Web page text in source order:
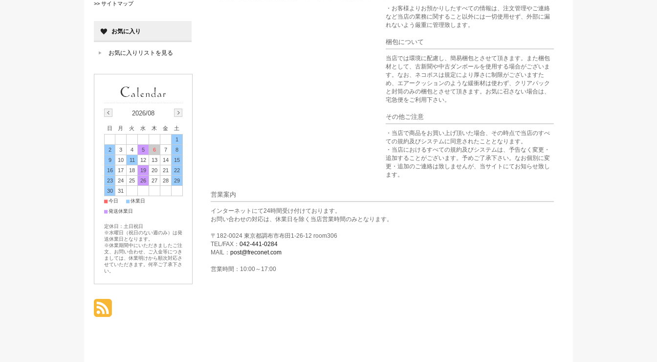
・お客様よりお預かりしたすべての情報は、注文管理やご連絡
など当店の業務に関すること以外には一切使用せず、外部に漏
れないよう厳重に管理致します。
梱包について
当店では環境に配慮し、簡易梱包とさせて頂きます。また梱包
材として、古新聞や中古ダンボールを使用する場合がございま
す。なお、ネコポスは規定により厚さに制限がございますた
め、エアークッションのような緩衝材は使わず、クリアパック
と封筒のみの梱包とさせて頂きます。お気に召さない場合は、
宅急便をご利用下さい。
その他ご注意
・当店で商品をお買い上げ頂いた場合、その時点で当店のすべ
ての規約及びシステムに同意されたこととなります。
・当店におけるすべての規約及びシステムは、予告なく変更・
追加することがございます。予めご了承下さい。なお個別に変
更・追加のご連絡は致しませんが、当サイトにてお知らせ致し
ます。
営業案内
インターネットにて24時間受け付けております。
お問い合わせの対応は、休業日を除く当店営業時間のみとなります。
〒182-0024 東京都調布市布田1-26-12 room306
TEL/FAX： 042-441-0284
MAIL： post@freconet.com
営業時間：10:00～17:00
>> サイトマップ
お気に入り
お気に入りリストを見る
2026/08
日 月 火 水 木 金
土
1
2
3 4 5 6 7
8
9
10 11 12 13 14
15
16
17 18 19 20 21
22
23
24 25 26 27 28
29
30
31
■今日 ■休業日
■発送休業日
定休日：土日祝日
※水曜日（祝日のない週のみ）は発
送休業日となります。
※休業期間中にいただきましたご注
文、お問い合わせ、ご入金等につき
ましては、休業明けから順次対応さ
せていただきます。何卒ご了承下さ
い。